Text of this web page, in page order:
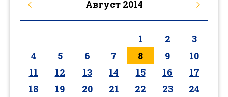
Август 2014
1 2
3
4
5 6 7 8 9
10
11
12 13 14 15 16
17
18
19 20 21 22 23
24